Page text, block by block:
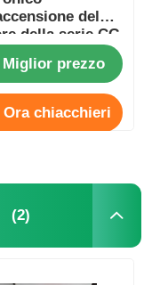
del
della serie CG
Miglior prezzo
Ora chiacchieri
(2)